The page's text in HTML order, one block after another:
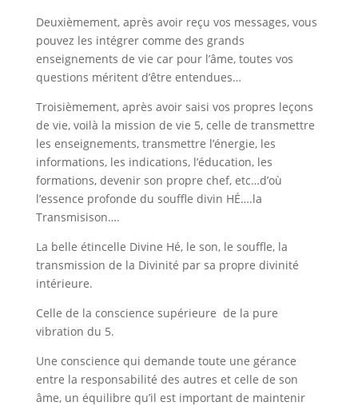
Deuxièmement, après avoir reçu vos messages, vous
pouvez les intégrer comme des grands
enseignements de vie car pour l’âme, toutes vos
questions méritent d’être entendues…
Troisièmement, après avoir saisi vos propres leçons
de vie, voilà la mission de vie 5, celle de transmettre
les enseignements, transmettre l’énergie, les
informations, les indications, l’éducation, les
formations, devenir son propre chef, etc…d’où
l’essence profonde du souffle divin HÉ….la
Transmisison….
La belle étincelle Divine Hé, le son, le souffle, la
transmission de la Divinité par sa propre divinité
intérieure.
Celle de la conscience supérieure de la pure
vibration du 5.
Une conscience qui demande toute une gérance
entre la responsabilité des autres et celle de son
âme, un équilibre qu’il est important de maintenir